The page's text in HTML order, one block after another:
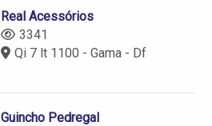
Real Acessórios
3341
Qi 7 lt 1100 - Gama - Df
Guincho Pedregal